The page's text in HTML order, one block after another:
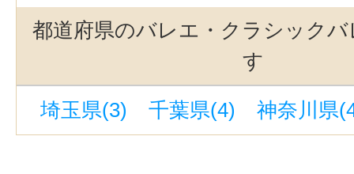
大森駅(東京)(1)
恵比寿駅(東京
蒲田駅(東京)(1)
駒沢大学駅(1)
中目黒駅(1)
町
矢口渡駅(1)
都道府県のバレエ・クラシック
す
埼玉県(3) 千葉県(4) 神奈川県